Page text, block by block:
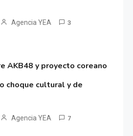
Agencia YEA 3
AKB48 y proyecto coreano
choque cultural y de
Agencia YEA 7